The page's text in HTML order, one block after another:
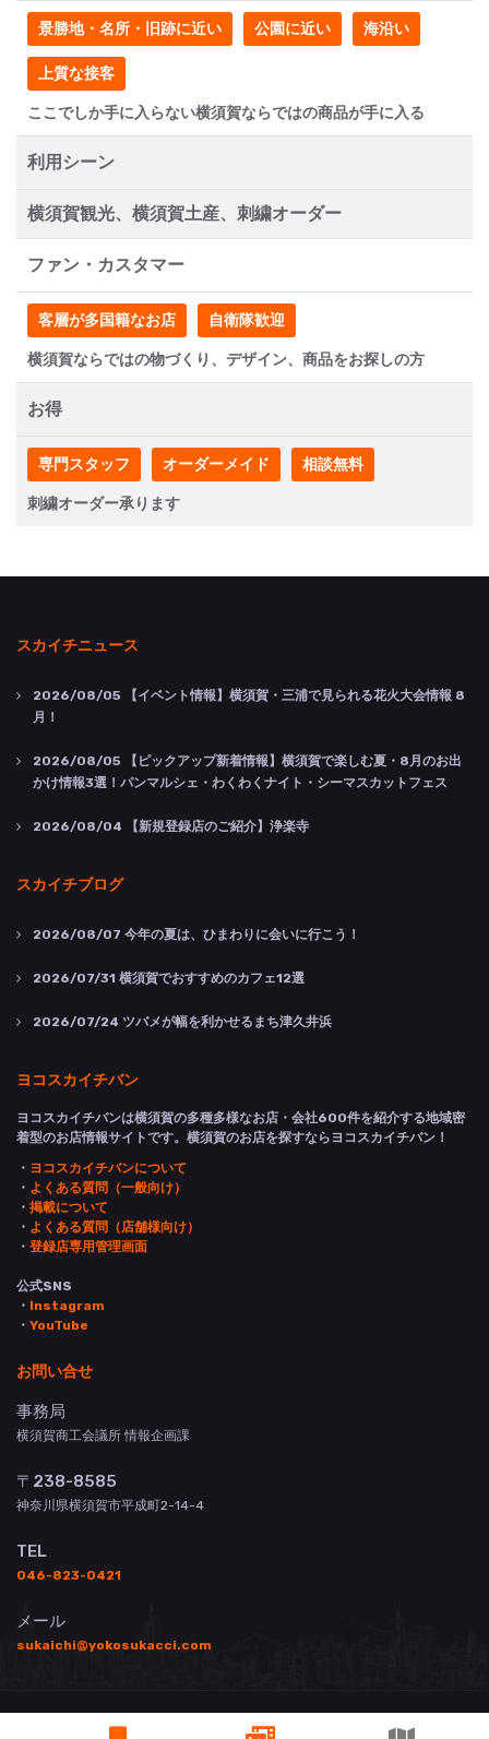
景勝地・名所・旧跡に近い 公園に近い 海沿い
上質な接客
ここでしか手に入らない横須賀ならではの商品が手に入る
利用シーン
横須賀観光、横須賀土産、刺繍オーダー
ファン・カスタマー
客層が多国籍なお店 自衛隊歓迎
横須賀ならではの物づくり、デザイン、商品をお探しの方
お得
専門スタッフ オーダーメイド 相談無料
刺繍オーダー承ります
スカイチニュース
2026/08/05 【イベント情報】横須賀・三浦で見られる花火大会情報 8
月！
2026/08/05 【ピックアップ新着情報】横須賀で楽しむ夏・8月のお出
かけ情報3選！パンマルシェ・わくわくナイト・シーマスカットフェス
2026/08/04 【新規登録店のご紹介】浄楽寺
スカイチブログ
2026/08/07 今年の夏は、ひまわりに会いに行こう！
2026/07/31 横須賀でおすすめのカフェ12選
2026/07/24 ツバメが幅を利かせるまち津久井浜
ヨコスカイチバン
ヨコスカイチバンは横須賀の多種多様なお店・会社600件を紹介する地域密
着型のお店情報サイトです。横須賀のお店を探すならヨコスカイチバン！
・ ヨコスカイチバンについて
・ よくある質問（一般向け）
・ 掲載について
・ よくある質問（店舗様向け）
・ 登録店専用管理画面
公式SNS
・ Instagram
・ YouTube
お問い合せ
事務局
横須賀商工会議所 情報企画課
〒238-8585
神奈川県横須賀市平成町2-14-4
TEL
046-823-0421
メール
sukaichi@yokosukacci.com
© 横須賀商工会議所 All Rights Reserved.